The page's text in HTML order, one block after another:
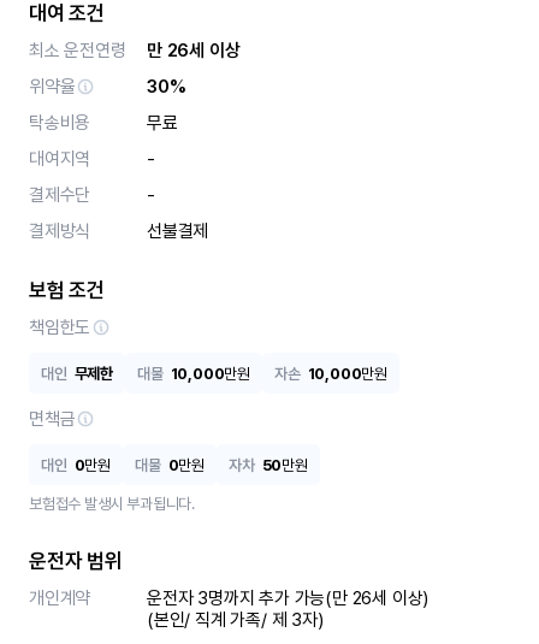
대여 조건
최소 운전연령
만 26세 이상
위약율
30%
탁송비용
무료
대여지역
-
결제수단
-
결제방식
선불결제
보험 조건
책임한도
대인 무제한 대물 10,000만원 자손 10,000만원
면책금
대인 0만원 대물 0만원 자차 50만원
보험접수 발생시 부과됩니다.
운전자 범위
개인계약
운전자 3명까지 추가 가능(만 26세 이상)
(본인/ 직계 가족/ 제 3자)